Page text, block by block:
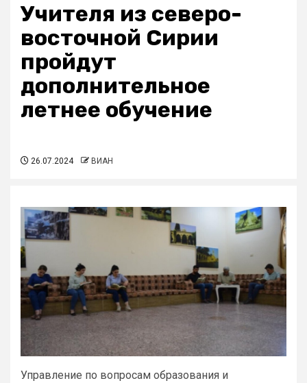
Учителя из северо-
восточной Сирии
пройдут
дополнительное
летнее обучение
26.07.2024 ВИАН
Управление по вопросам образования и